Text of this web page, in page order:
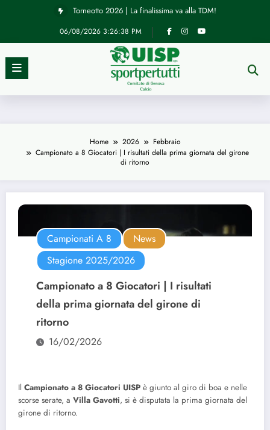
Torneotto 2026 | La finalissima va alla TDM!
06/08/2026 3:26:39 PM
Home 2026
Febbraio
Campionato a 8 Giocatori | I risultati della prima giornata del girone
di ritorno
Campionati A 8
News
Stagione 2025/2026
Campionato a 8 Giocatori | I risultati
della prima giornata del girone di
ritorno
16/02/2026
Il Campionato a 8 Giocatori UISP è giunto al giro di boa e nelle
scorse serate, a Villa Gavotti, si è disputata la prima giornata del
girone di ritorno.